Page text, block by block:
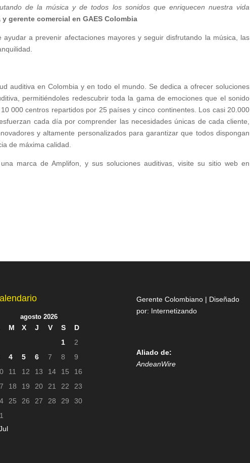
de la música y de todos los sonidos que enriquecen nuestra vida
gerente comercial en GAES Colombia
a prevenir afectaciones mayores y seguir disfrutando la música, las
auditiva en Colombia y en todo el mundo. Se dedica a ofrecer soluciones
permitiéndoles redescubrir toda la gama de emociones que el sonido
000 centros repartidos por 25 países y cinco continentes. Los casi 20.000
cada día por comprender las necesidades únicas de cada cliente,
y altamente personalizados para garantizar que todos dispongan
de máxima calidad.
marca de Amplifon, y sus soluciones auditivas, visite su sitio web en
agosto 2026
M X J V S
D
1
2
4 5 6 7 8
9
11 12 13 14 15
16
18 19 20 21 22
23
25 26 27 28 29
30
Gerente Colombiano | Diseñado
por: Internetizando
Aliado de:
AndeanWire